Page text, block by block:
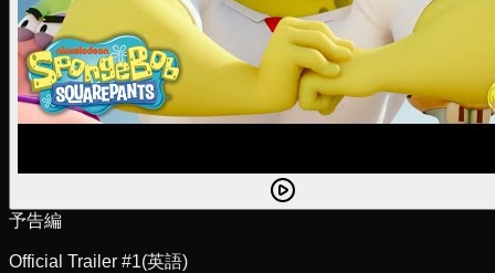
予告編
Official Trailer #1(英語)